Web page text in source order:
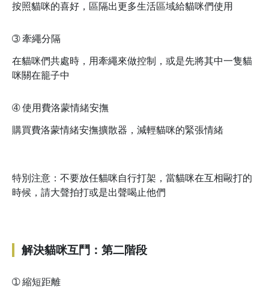
按照貓咪的喜好，區隔出更多生活區域給貓咪們使用
➂牽繩分隔
在貓咪們共處時，用牽繩來做控制，或是先將其中一隻貓
咪關在籠子中
➃使用費洛蒙情緒安撫
購買費洛蒙情緒安撫擴散器，減輕貓咪的緊張情緒
特別注意：不要放任貓咪自行打架，當貓咪在互相毆打的
時候，請大聲拍打或是出聲喝止他們
解決貓咪互鬥：第二階段
➀縮短距離